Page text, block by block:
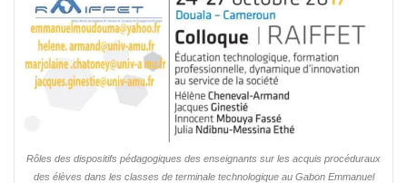
Rôles des dispositifs pédagogiques des enseignants sur les acquis procéduraux
des élèves dans les classes de terminale technologique au Gabon Emmanuel